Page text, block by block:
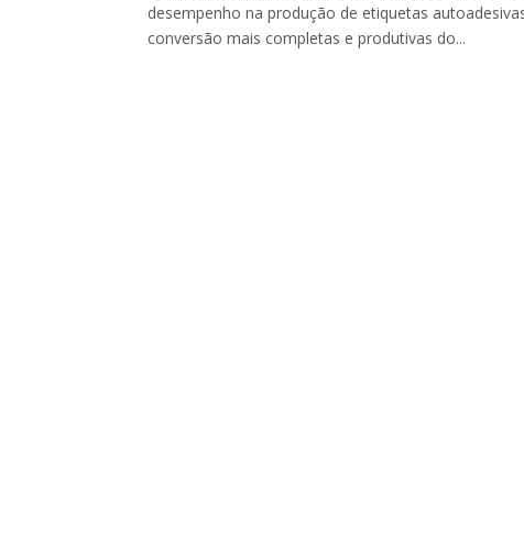
desempenho na produção de etiquetas
conversão mais completas e produtivas do...